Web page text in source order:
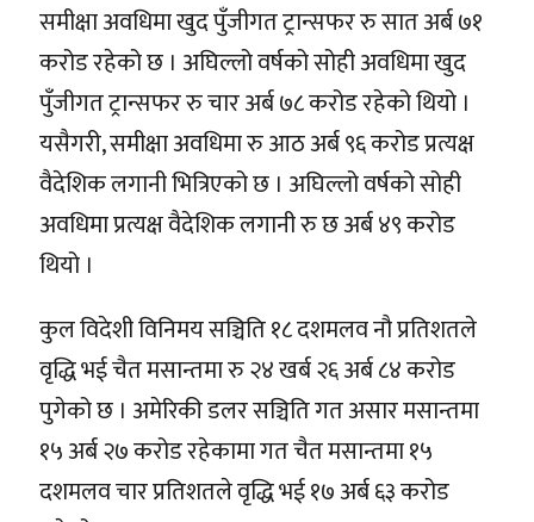
समीक्षा अवधिमा खुद पुँजीगत ट्रान्सफर रु सात अर्ब ७१
करोड रहेको छ । अघिल्लो वर्षको सोही अवधिमा खुद
पुँजीगत ट्रान्सफर रु चार अर्ब ७८ करोड रहेको थियो ।
यसैगरी, समीक्षा अवधिमा रु आठ अर्ब ९६ करोड प्रत्यक्ष
वैदेशिक लगानी भित्रिएको छ । अघिल्लो वर्षको सोही
अवधिमा प्रत्यक्ष वैदेशिक लगानी रु छ अर्ब ४९ करोड
थियो ।
कुल विदेशी विनिमय सञ्चिति १८ दशमलव नौ प्रतिशतले
वृद्धि भई चैत मसान्तमा रु २४ खर्ब २६ अर्ब ८४ करोड
पुगेको छ । अमेरिकी डलर सञ्चिति गत असार मसान्तमा
१५ अर्ब २७ करोड रहेकामा गत चैत मसान्तमा १५
दशमलव चार प्रतिशतले वृद्धि भई १७ अर्ब ६३ करोड